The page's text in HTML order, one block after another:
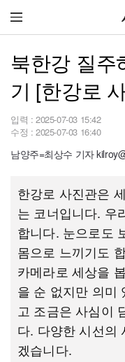
북한강 질주
기 [한강로
입력 : 2025-07-03 15:42
수정 : 2025-07-03 16:40
남양주=최상수 기자
한강로 사진관은
는 코너입니다. 우
합니다. 눈으로도
몸으로 느끼기도
카메라로 세상을
을 순 없지만 의미
고 조금은 사심이
다. 다양한 시선의
겠습니다.